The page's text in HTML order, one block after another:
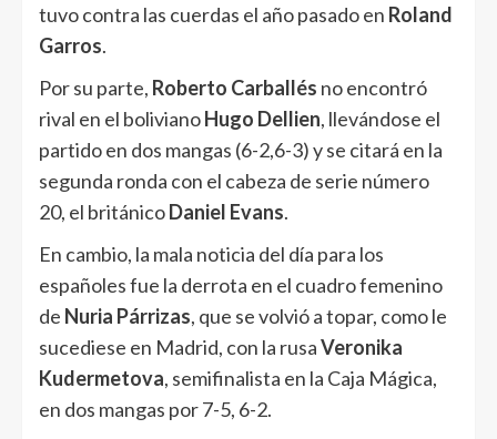
tuvo contra las cuerdas el año pasado en Roland
Garros.
Por su parte, Roberto Carballés no encontró
rival en el bolivianoHugo Dellien, llevándose el
partido en dos mangas (6-2,6-3) y se citará en la
segunda ronda con el cabeza de serie número
20, el británicoDaniel Evans.
En cambio, la mala noticia del día para los
españoles fue la derrota en el cuadro femenino
de Nuria Párrizas, que se volvió a topar, como le
sucediese en Madrid, con la rusaVeronika
Kudermetova, semifinalista en la Caja Mágica,
en dos mangas por 7-5, 6-2.